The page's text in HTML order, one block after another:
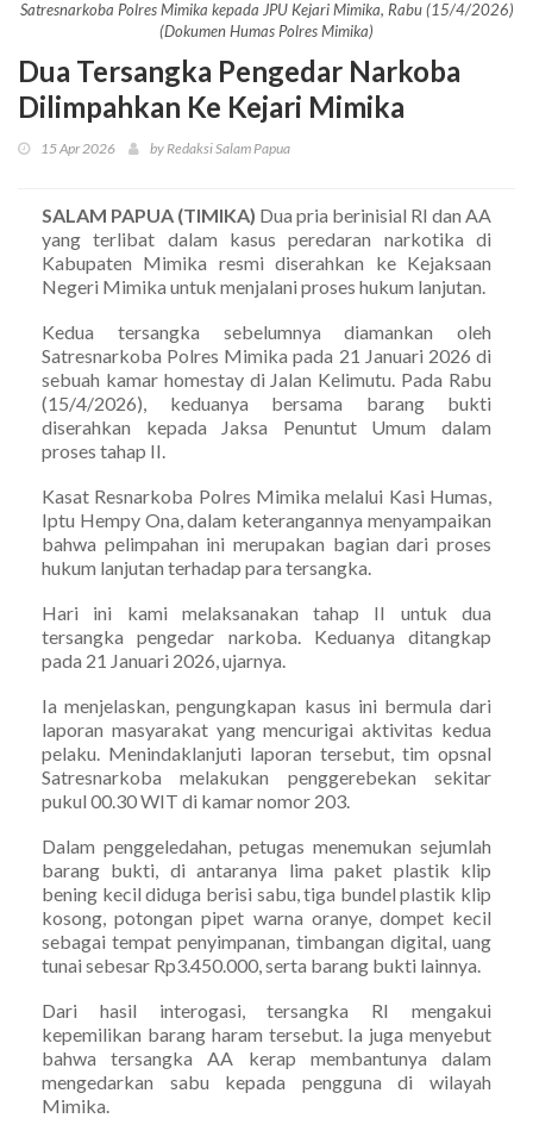
Satresnarkoba Polres Mimika kepada JPU Kejari Mimika, Rabu (15/4/2026)
(Dokumen Humas Polres Mimika)
Dua Tersangka Pengedar Narkoba
Dilimpahkan Ke Kejari Mimika
15 Apr 2026 by Redaksi Salam Papua
SALAM PAPUA (TIMIKA) Dua pria berinisial RI dan AA
yang terlibat dalam kasus peredaran narkotika di
Kabupaten Mimika resmi diserahkan ke Kejaksaan
Negeri Mimika untuk menjalani proses hukum lanjutan.
Kedua tersangka sebelumnya diamankan oleh
Satresnarkoba Polres Mimika pada 21 Januari 2026 di
sebuah kamar homestay di Jalan Kelimutu. Pada Rabu
(15/4/2026), keduanya bersama barang bukti
diserahkan kepada Jaksa Penuntut Umum dalam
proses tahap II.
Kasat Resnarkoba Polres Mimika melalui Kasi Humas,
Iptu Hempy Ona, dalam keterangannya menyampaikan
bahwa pelimpahan ini merupakan bagian dari proses
hukum lanjutan terhadap para tersangka.
Hari ini kami melaksanakan tahap II untuk dua
tersangka pengedar narkoba. Keduanya ditangkap
pada 21 Januari 2026, ujarnya.
Ia menjelaskan, pengungkapan kasus ini bermula dari
laporan masyarakat yang mencurigai aktivitas kedua
pelaku. Menindaklanjuti laporan tersebut, tim opsnal
Satresnarkoba melakukan penggerebekan sekitar
pukul 00.30 WIT di kamar nomor 203.
Dalam penggeledahan, petugas menemukan sejumlah
barang bukti, di antaranya lima paket plastik klip
bening kecil diduga berisi sabu, tiga bundel plastik klip
kosong, potongan pipet warna oranye, dompet kecil
sebagai tempat penyimpanan, timbangan digital, uang
tunai sebesar Rp3.450.000, serta barang bukti lainnya.
Dari hasil interogasi, tersangka RI mengakui
kepemilikan barang haram tersebut. Ia juga menyebut
bahwa tersangka AA kerap membantunya dalam
mengedarkan sabu kepada pengguna di wilayah
Mimika.